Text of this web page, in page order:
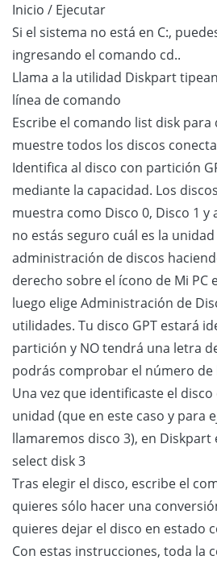
Inicio / Ejecutar
Si el sistema no está en C:,
ingresando el comando cd..
Llama a la utilidad Diskpart
línea de comando
Escribe el comando list disk para
muestre todos los discos
Identifica al disco con partición
mediante la capacidad. Los
muestra como Disco 0, Disco 1 y
no estás seguro cuál es la
administración de discos
derecho sobre el ícono de Mi PC
luego elige Administración de
utilidades. Tu disco GPT estará
partición y NO tendrá una letra
podrás comprobar el número de
Una vez que identificaste el
unidad (que en este caso y para
llamaremos disco 3), en Diskpart
select disk 3
Tras elegir el disco, escribe el
quieres sólo hacer una
quieres dejar el disco en estado
Con estas instrucciones, toda la